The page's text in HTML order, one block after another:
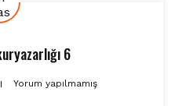
6
Yorum yapılmamış